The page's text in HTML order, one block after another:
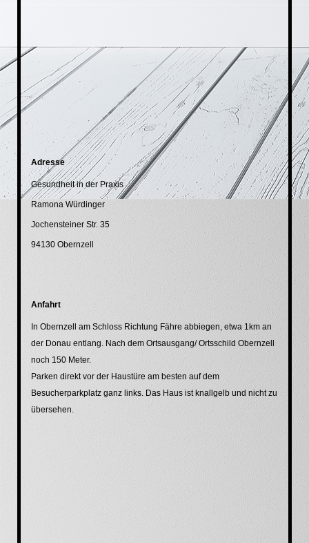
Adresse
Gesundheit in der Praxis
Ramona Würdinger
Jochensteiner Str. 35
94130 Obernzell
Anfahrt
In Obernzell am Schloss Richtung Fähre abbiegen, etwa 1km an
der Donau entlang. Nach dem Ortsausgang/ Ortsschild Obernzell
noch 150 Meter.
Parken direkt vor der Haustüre am besten auf dem
Besucherparkplatz ganz links. Das Haus ist knallgelb und nicht zu
übersehen.